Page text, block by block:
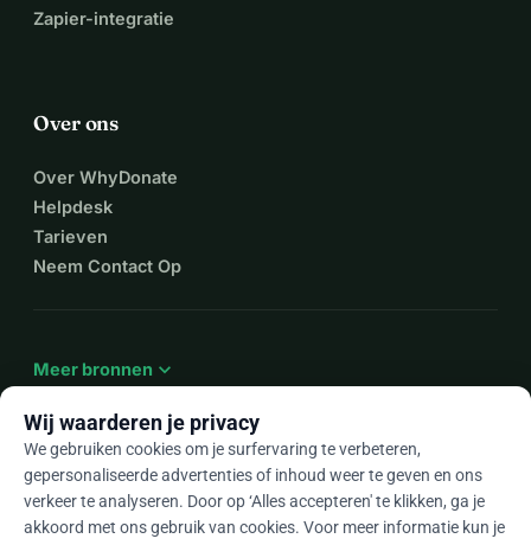
Zapier-integratie
Over ons
Over WhyDonate
Helpdesk
Tarieven
Neem Contact Op
Meer bronnen expand_more
Nlarrow_drop_down
★★★★★ 4,9 / 5 op basis van 500+ reviews
Wij waarderen je privacy
We gebruiken cookies om je surfervaring te verbeteren,
gepersonaliseerde advertenties of inhoud weer te geven en ons
verkeer te analyseren. Door op ‘Alles accepteren' te klikken, ga je
akkoord met ons gebruik van cookies. Voor meer informatie kun je